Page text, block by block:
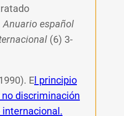
Anuario español
(6) 3-
El principio
discriminación
internacional.